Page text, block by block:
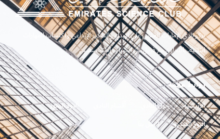
يركز نادي الإمارات العلمي على الإبداع والتفكير الإبداعي واكتساب المهارات
التقنية. بالتعاون مع فريق من الخبراء والمتخصصين
روابط مهمه
الرئيسية حول النادي
ألبوم الصور
ألبوم الفيديو
اتصل بنا